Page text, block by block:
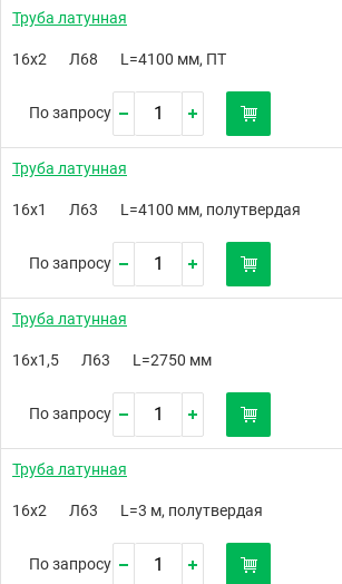
Труба латунная
16х2 Л68 L=4100 мм, ПТ
По запросу
Труба латунная
16х1 Л63 L=4100 мм, полутвердая
По запросу
Труба латунная
16х1,5 Л63 L=2750 мм
По запросу
Труба латунная
16х2 Л63 L=3 м, полутвердая
По запросу